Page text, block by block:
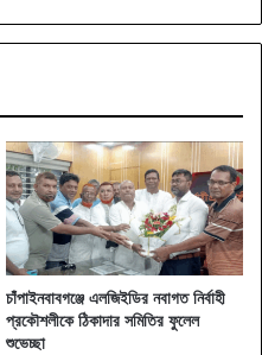
চাঁপাইনবাবগঞ্জে এলজিইডির নবাগত নির্বাহী
প্রকৌশলীকে ঠিকাদার সমিতির ফুলেল
শুভেচ্ছা